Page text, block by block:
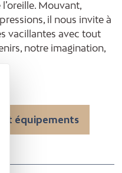
Mouvant,
il nous invite à
vacillantes avec tout
notre imagination,
équipements